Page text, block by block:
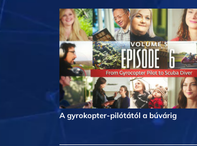
A gyrokopter-pilótától a búvárig